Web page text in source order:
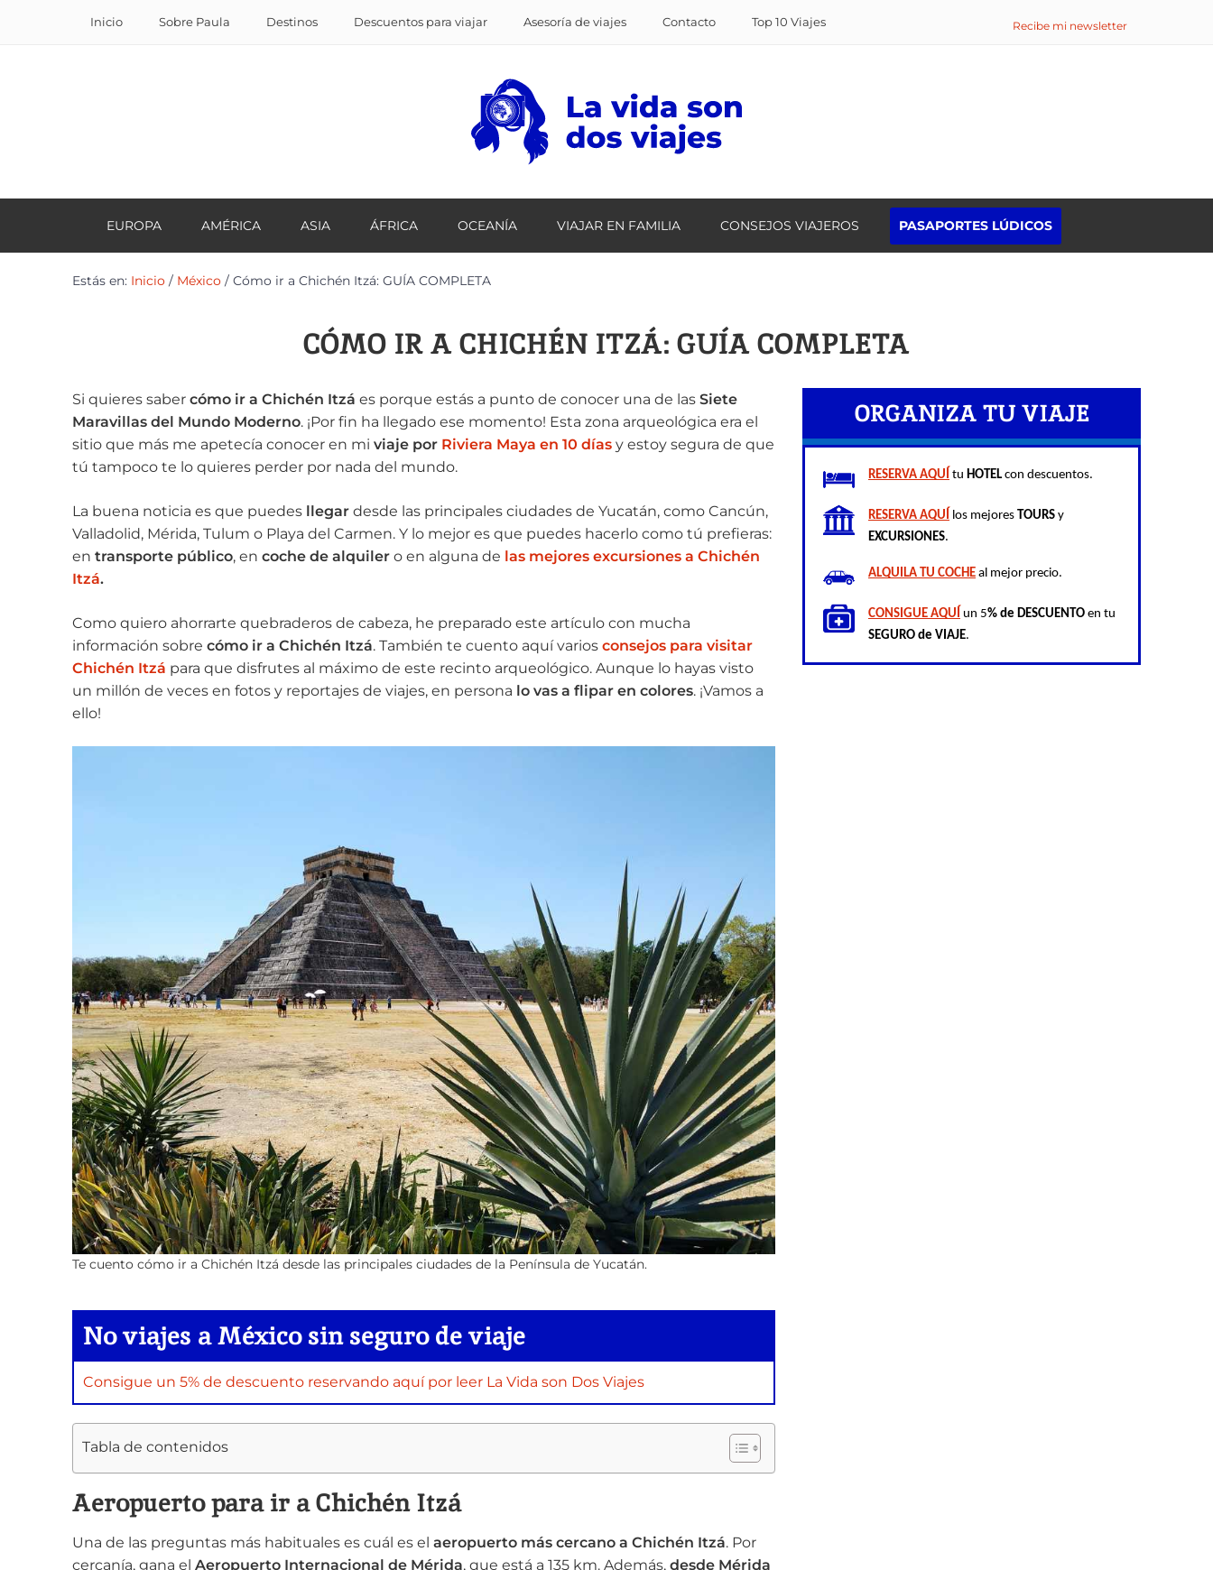
Inicio Sobre Paula Destinos Descuentos para viajar Asesoría de viajes Contacto Top 10 Viajes Recibe mi newsletter
EUROPA AMÉRICA ASIA ÁFRICA OCEANÍA VIAJAR EN FAMILIA CONSEJOS VIAJEROS PASAPORTES LÚDICOS
Estás en: Inicio / México / Cómo ir a Chichén Itzá: GUÍA COMPLETA
CÓMO IR A CHICHÉN ITZÁ: GUÍA COMPLETA
Si quieres saber cómo ir a Chichén Itzá es porque estás a punto de conocer una de las Siete
Maravillas del Mundo Moderno. ¡Por fin ha llegado ese momento! Esta zona arqueológica era el
sitio que más me apetecía conocer en mi viaje por Riviera Maya en 10 días y estoy segura de que
tú tampoco te lo quieres perder por nada del mundo.
La buena noticia es que puedes llegar desde las principales ciudades de Yucatán, como Cancún,
Valladolid, Mérida, Tulum o Playa del Carmen. Y lo mejor es que puedes hacerlo como tú prefieras:
en transporte público, en coche de alquiler o en alguna de las mejores excursiones a Chichén
Itzá.
Como quiero ahorrarte quebraderos de cabeza, he preparado este artículo con mucha
información sobre cómo ir a Chichén Itzá. También te cuento aquí varios consejos para visitar
Chichén Itzá para que disfrutes al máximo de este recinto arqueológico. Aunque lo hayas visto
un millón de veces en fotos y reportajes de viajes, en persona lo vas a flipar en colores. ¡Vamos a
ello!
Te cuento cómo ir a Chichén Itzá desde las principales ciudades de la Península de Yucatán.
No viajes a México sin seguro de viaje
Consigue un 5% de descuento reservando aquí por leer La Vida son Dos Viajes
Tabla de contenidos
Aeropuerto para ir a Chichén Itzá
Una de las preguntas más habituales es cuál es el aeropuerto más cercano a Chichén Itzá. Por
cercanía, gana el Aeropuerto Internacional de Mérida, que está a 135 km. Además, desde Mérida
ORGANIZA TU VIAJE
RESERVA AQUÍ tu HOTEL con descuentos.
RESERVA AQUÍ los mejores TOURS
EXCURSIONES.
ALQUILA TU COCHE al mejor precio.
CONSIGUE AQUÍ un 5% de DESCUENTO
SEGURO de VIAJE.